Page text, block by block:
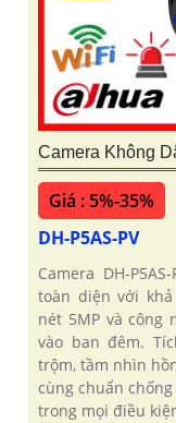
Camera Không
Giá : 5%-35%
DH-P5AS-PV
Camera DH-
toàn diện với khả
nét 5MP và công
vào ban đêm.
trộm, tầm nhìn
cùng chuẩn
trong mọi điều